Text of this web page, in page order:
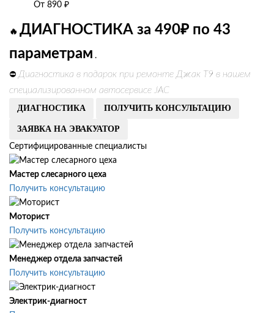
От 890 ₽
🔥 ДИАГНОСТИКА за 490₽ по 43
параметрам .
⛔ Диагностика в подарок при ремонте Джак Т9 в нашем
специализированном автосервисе JAC
ДИАГНОСТИКА ПОЛУЧИТЬ КОНСУЛЬТАЦИЮ
ЗАЯВКА НА ЭВАКУАТОР
Сертифицированные специалисты
Мастер слесарного цеха
Получить консультацию
Моторист
Получить консультацию
Менеджер отдела запчастей
Получить консультацию
Электрик-диагност